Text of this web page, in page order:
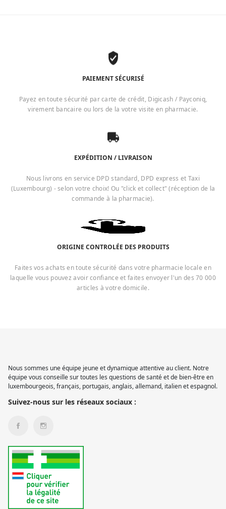
PAIEMENT SÉCURISÉ
Payez en toute sécurité par carte de crédit, Digicash / Payconiq,
virement bancaire ou lors de la votre visite en pharmacie.
EXPÉDITION / LIVRAISON
Nous livrons en service DPD standard, DPD express et Taxi
(Luxembourg) - selon votre choix! Ou "click et collect" (réception de la
commande à la pharmacie).
ORIGINE CONTROLÉE DES PRODUITS
Faites vos achats en toute sécurité dans votre pharmacie locale en
laquelle vous pouvez avoir confiance et faites envoyer l'un des 70 000
articles à votre domicile.
Nous sommes une équipe jeune et dynamique attentive au client. Notre
équipe vous conseille sur toutes les questions de santé et de bien-être en
luxembourgeois, français, portugais, anglais, allemand, italien et espagnol.
Suivez-nous sur les réseaux sociaux :